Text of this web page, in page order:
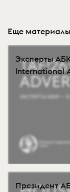
Еще материалы
Эксперты
International
Президент